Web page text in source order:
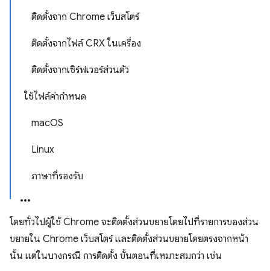
ติดตั้งจาก Chrome เว็บสโตร์
ติดตั้งจากไฟล์ CRX ในเครื่อง
ติดตั้งจากเซิร์ฟเวอร์ส่วนตัว
ใช้ไฟล์ค่ากำหนด
macOS
Linux
ภาษาที่รองรับ
โดยทั่วไปผู้ใช้ Chrome จะติดตั้งส่วนขยายโดยไปที่รายการของส่วน
ขยายใน Chrome เว็บสโตร์ และติดตั้งส่วนขยายโดยตรงจากหน้า
นั้น แต่ในบางกรณี การติดตั้ง ขั้นตอนที่เหมาะสมกว่า เช่น